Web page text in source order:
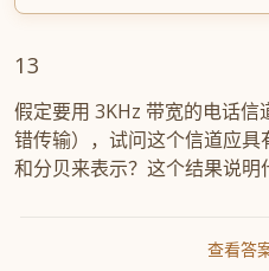
13
假定要用 3KHz 带宽的电话
错传输），试问这个信道应
和分贝来表示？这个结果说明
查看答